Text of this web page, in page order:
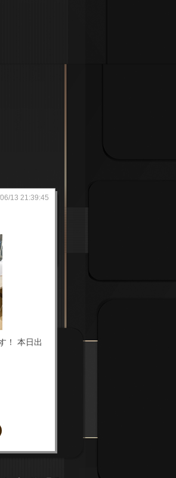
13 21:39:45
！ 本日出